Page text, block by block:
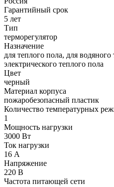
Гарантийный срок
5 лет
Тип
терморегулятор
Назначение
для теплого пола, для водяного
электрического теплого пола
Цвет
черный
Материал корпуса
пожаробезопасный пластик
Количество температурных
1
Мощность нагрузки
3000 Вт
Ток нагрузки
16 А
Напряжение
220 В
Частота питающей сети